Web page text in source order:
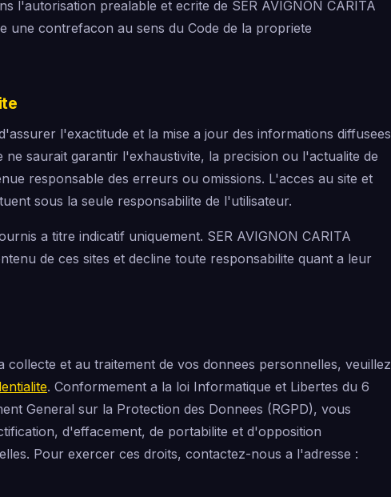
l'autorisation prealable et ecrite de SER AVIGNON CARITA
une contrefacon au sens du Code de la propriete
l'exactitude et la mise a jour des informations diffusees
saurait garantir l'exhaustivite, la precision ou l'actualite de
responsable des erreurs ou omissions. L'acces au site et
sous la seule responsabilite de l'utilisateur.
a titre indicatif uniquement. SER AVIGNON CARITA
de ces sites et decline toute responsabilite quant a leur
et au traitement de vos donnees personnelles, veuillez
. Conformement a la loi Informatique et Libertes du 6
General sur la Protection des Donnees (RGPD), vous
d'effacement, de portabilite et d'opposition
Pour exercer ces droits, contactez-nous a l'adresse :